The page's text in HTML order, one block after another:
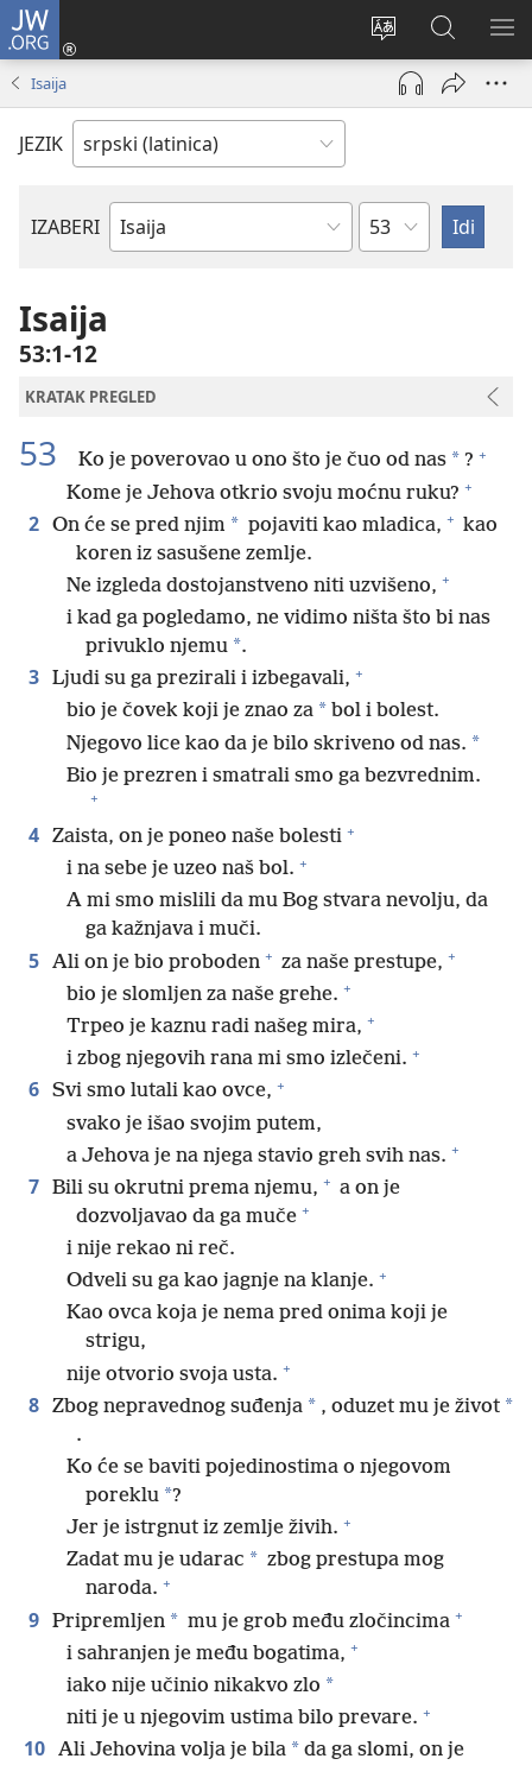
JW.ORG
Promeni
jezik
sajta
Prijava
(otvara
prozor)
Pretraga
sajta
JW.ORG
Isaija
JEZIK
IZABERI
Biblijska
Poglavlje
Isaija
53:1-12
KRATAK PREGLED
53 Ko je poverovao u ono što je čuo od nas * ? +
Kome je Jehova otkrio svoju moćnu ruku? +
2 On će se pred njim * pojaviti kao mladica, + kao
koren iz sasušene zemlje.
Ne izgleda dostojanstveno niti uzvišeno, +
i kad ga pogledamo, ne vidimo ništa što bi nas
privuklo njemu *.
3 Ljudi su ga prezirali i izbegavali, +
bio je čovek koji je znao za * bol i bolest.
Njegovo lice kao da je bilo skriveno od nas. *
Bio je prezren i smatrali smo ga bezvrednim.
+
4 Zaista, on je poneo naše bolesti +
i na sebe je uzeo naš bol. +
A mi smo mislili da mu Bog stvara nevolju, da
ga kažnjava i muči.
5 Ali on je bio proboden + za naše prestupe, +
bio je slomljen za naše grehe. +
Trpeo je kaznu radi našeg mira, +
i zbog njegovih rana mi smo izlečeni. +
6 Svi smo lutali kao ovce, +
svako je išao svojim putem,
a Jehova je na njega stavio greh svih nas. +
7 Bili su okrutni prema njemu, + a on je
dozvoljavao da ga muče +
i nije rekao ni reč.
Odveli su ga kao jagnje na klanje. +
Kao ovca koja je nema pred onima koji je
strigu,
nije otvorio svoja usta. +
8 Zbog nepravednog suđenja * , oduzet mu je život *
.
Ko će se baviti pojedinostima o njegovom
poreklu *?
Jer je istrgnut iz zemlje živih. +
Zadat mu je udarac * zbog prestupa mog
naroda. +
9 Pripremljen * mu je grob među zločincima +
i sahranjen je među bogatima, +
iako nije učinio nikakvo zlo *
niti je u njegovim ustima bilo prevare. +
10 Ali Jehovina volja je bila * da ga slomi, on je